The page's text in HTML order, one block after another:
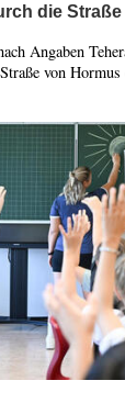
die
Angaben
von